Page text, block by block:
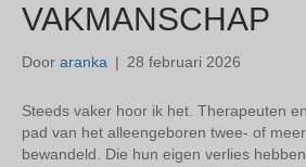
VAKMANSCHAP
Door aranka | 28 februari 2026
Steeds vaker hoor ik het. Therapeuten
pad van het alleengeboren twee- of
bewandeld. Die hun eigen verlies